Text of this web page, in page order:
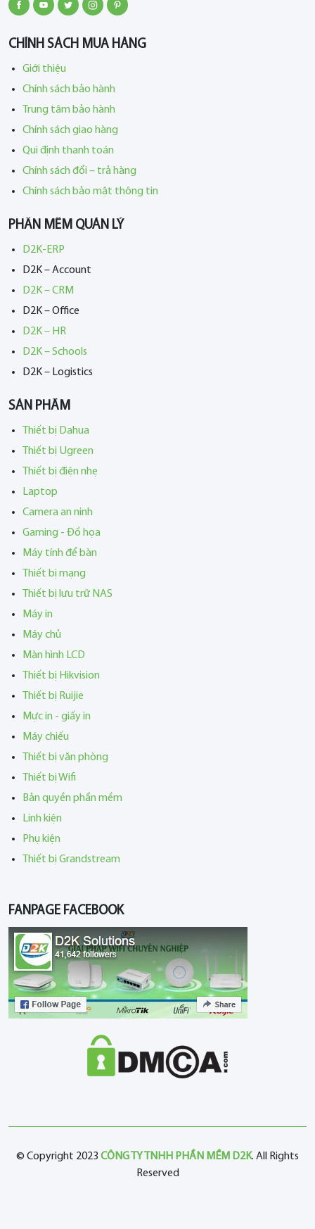
CHÍNH SÁCH MUA HÀNG
Giới thiệu
Chính sách bảo hành
Trung tâm bảo hành
Chính sách giao hàng
Qui định thanh toán
Chính sách đổi – trả hàng
Chính sách bảo mật thông tin
PHẦN MỀM QUẢN LÝ
D2K-ERP
D2K – Account
D2K – CRM
D2K – Office
D2K – HR
D2K – Schools
D2K – Logistics
SẢN PHẨM
Thiết bị Dahua
Thiết bị Ugreen
Thiết bị điện nhẹ
Laptop
Camera an ninh
Gaming - Đồ họa
Máy tính để bàn
Thiết bị mạng
Thiết bị lưu trữ NAS
Máy in
Máy chủ
Màn hình LCD
Thiết bị Hikvision
Thiết bị Ruijie
Mực in - giấy in
Máy chiếu
Thiết bị văn phòng
Thiết bị Wifi
Bản quyền phần mềm
Linh kiện
Phụ kiện
Thiết bị Grandstream
FANPAGE FACEBOOK
© Copyright 2023 CÔNG TY TNHH PHẦN MỀM D2K. All Rights
Reserved